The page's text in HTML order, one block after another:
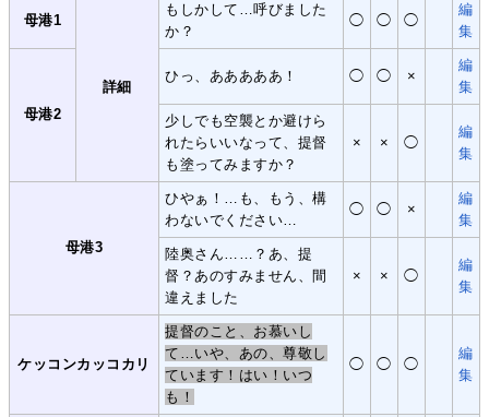
母港1
詳細
もしかして…呼びました
か？
◯ ◯ ◯
編
集
母港2
ひっ、あああああ！ ◯ ◯ ×
編
集
少しでも空襲とか避けら
れたらいいなって、提督
も塗ってみますか？
× × ◯
編
集
母港3
ひやぁ！…も、もう、構
わないでください…
◯ ◯ ×
編
集
陸奥さん……？あ、提
督？あのすみません、間
違えました
× × ◯
編
集
ケッコンカッコカリ
提督のこと、お慕いし
て…いや、あの、尊敬し
ています！はい！いつ
も！
◯ ◯ ◯
編
集